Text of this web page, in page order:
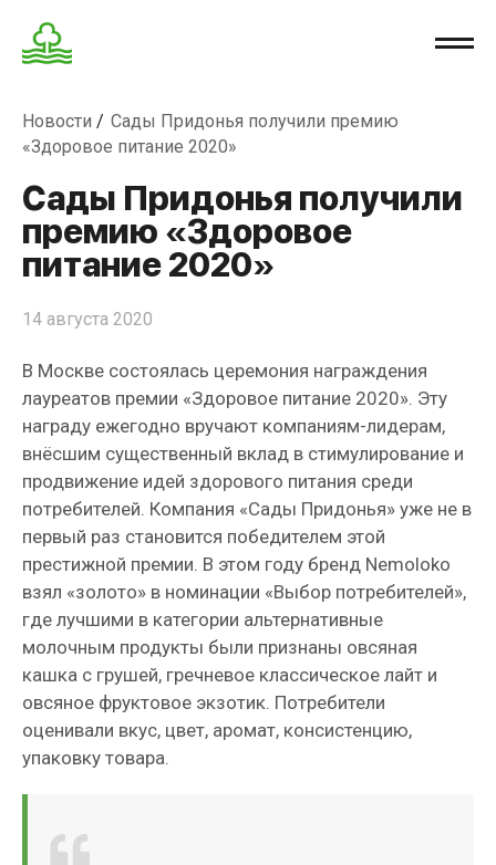
Новости
Сады Придонья получили премию
«Здоровое питание 2020»
Сады Придонья получили
премию «Здоровое
питание 2020»
14 августа 2020
В Москве состоялась церемония награждения
лауреатов премии «Здоровое питание 2020». Эту
награду ежегодно вручают компаниям-лидерам,
внёсшим существенный вклад в стимулирование и
продвижение идей здорового питания среди
потребителей. Компания «Сады Придонья» уже не в
первый раз становится победителем этой
престижной премии. В этом году бренд Nemoloko
взял «золото» в номинации «Выбор потребителей»,
где лучшими в категории альтернативные
молочным продукты были признаны овсяная
кашка с грушей, гречневое классическое лайт и
овсяное фруктовое экзотик. Потребители
оценивали вкус, цвет, аромат, консистенцию,
упаковку товара.